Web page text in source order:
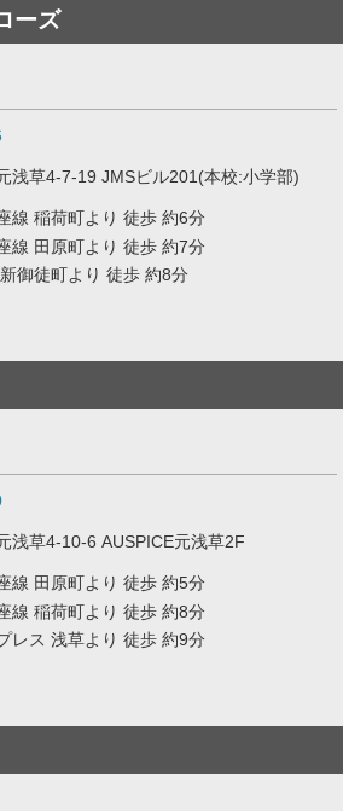
ーズ
浅草4-7-19 JMSビル201(本校:小学部)
線 稲荷町より 徒歩 約6分
線 田原町より 徒歩 約7分
御徒町より 徒歩 約8分
浅草4-10-6 AUSPICE元浅草2F
線 田原町より 徒歩 約5分
線 稲荷町より 徒歩 約8分
レス 浅草より 徒歩 約9分